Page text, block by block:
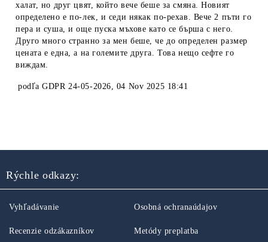
халат, но друг цвят, който вече беше за смяна. Новият
определено е по-лек, и седи някак по-рехав. Вече 2 пъти го
пера и суша, и още пуска мъхове като се бърша с него.
Друго много странно за мен беше, че до определен размер
цената е една, а на големите друга. Това нещо сефте го
виждам.
podľaGDPR 24-05-2026, 04 Nov 2025 18:41
Rýchle odkazy:
Vyhľadávanie
Recenzie odzákazníkov
Osobná ochranaúdajov
Metódy preplatba